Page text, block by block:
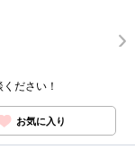
ださい！
お気に入り